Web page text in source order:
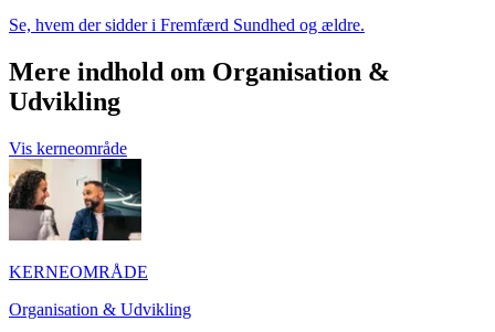
Se, hvem der sidder i Fremfærd Sundhed og ældre.
Mere indhold om Organisation &
Udvikling
Vis kerneområde
KERNEOMRÅDE
Organisation & Udvikling